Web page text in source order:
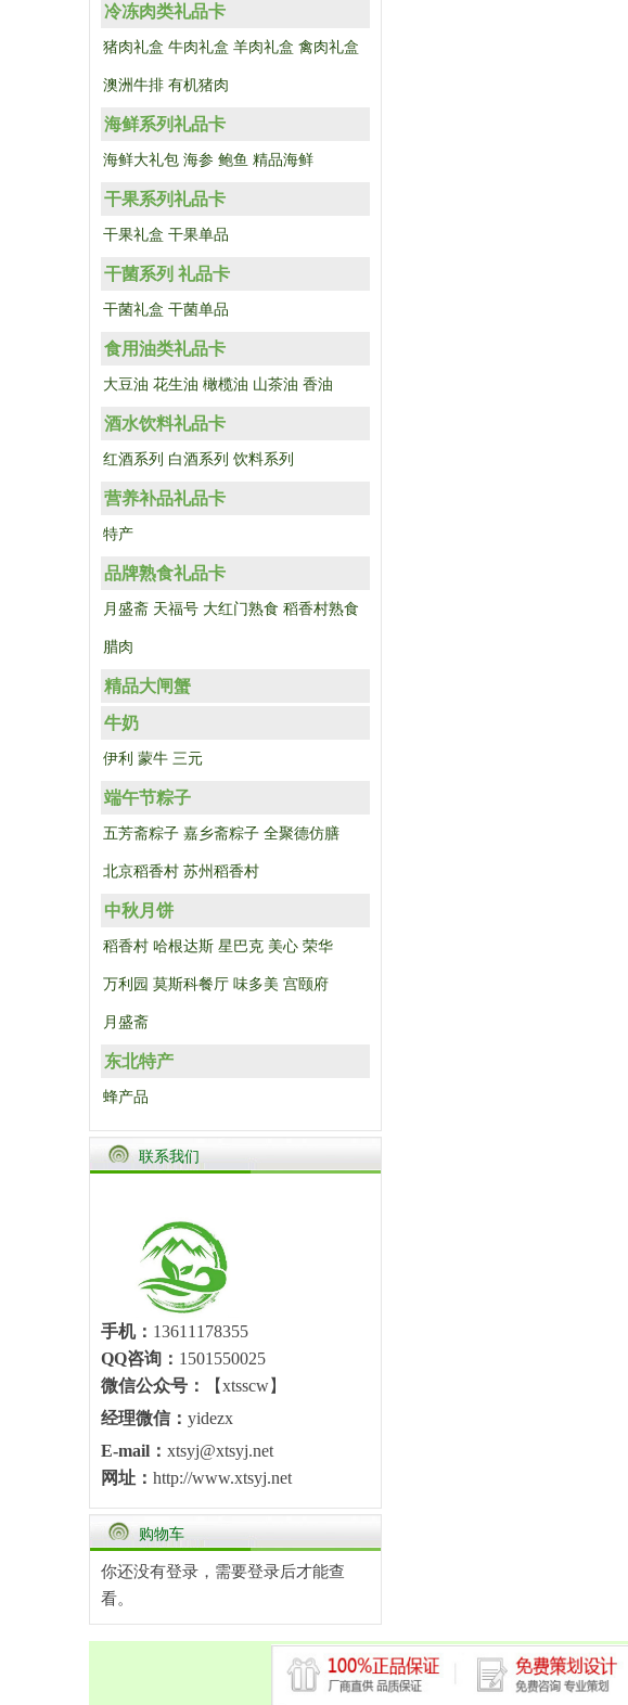
冷冻肉类礼品卡
猪肉礼盒 牛肉礼盒 羊肉礼盒 禽肉礼盒
澳洲牛排 有机猪肉
海鲜系列礼品卡
海鲜大礼包 海参 鲍鱼 精品海鲜
干果系列礼品卡
干果礼盒 干果单品
干菌系列 礼品卡
干菌礼盒 干菌单品
食用油类礼品卡
大豆油 花生油 橄榄油 山茶油 香油
酒水饮料礼品卡
红酒系列 白酒系列 饮料系列
营养补品礼品卡
特产
品牌熟食礼品卡
月盛斋 天福号 大红门熟食 稻香村熟食
腊肉
精品大闸蟹
牛奶
伊利 蒙牛 三元
端午节粽子
五芳斋粽子 嘉乡斋粽子 全聚德仿膳
北京稻香村 苏州稻香村
中秋月饼
稻香村 哈根达斯 星巴克 美心 荣华
万利园 莫斯科餐厅 味多美 宫颐府
月盛斋
东北特产
蜂产品
联系我们
手机： 13611178355
QQ咨询： 1501550025
微信公众号：
【xtsscw】
经理微信： yidezx
E-mail： xtsyj@xtsyj.net
网址： http://www.xtsyj.net
购物车
你还没有登录，需要登录后才能查
看。